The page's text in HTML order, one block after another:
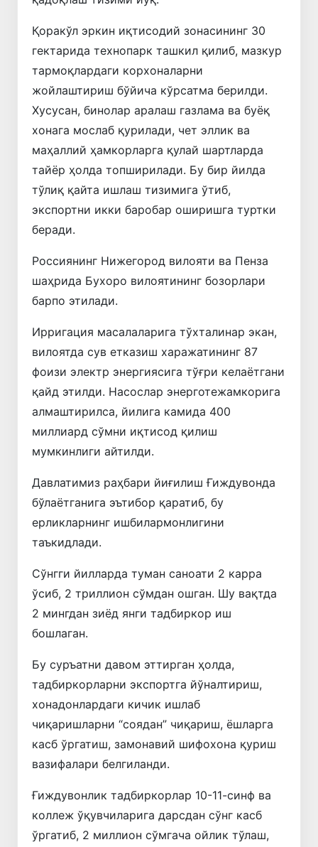
Қоракўл эркин иқтисодий зонасининг 30
гектарида технопарк ташкил қилиб, мазкур
тармоқлардаги корхоналарни
жойлаштириш бўйича кўрсатма берилди.
Хусусан, бинолар аралаш газлама ва буёқ
хонага мослаб қурилади, чет эллик ва
маҳаллий ҳамкорларга қулай шартларда
тайёр ҳолда топширилади. Бу бир йилда
тўлиқ қайта ишлаш тизимига ўтиб,
экспортни икки баробар оширишга туртки
беради.
Россиянинг Нижегород вилояти ва Пенза
шаҳрида Бухоро вилоятининг бозорлари
барпо этилади.
Ирригация масалаларига тўхталинар экан,
вилоятда сув етказиш харажатининг 87
фоизи электр энергиясига тўғри келаётгани
қайд этилди. Насослар энерготежамкорига
алмаштирилса, йилига камида 400
миллиард сўмни иқтисод қилиш
мумкинлиги айтилди.
Давлатимиз раҳбари йиғилиш Ғиждувонда
бўлаётганига эътибор қаратиб, бу
ерликларнинг ишбилармонлигини
таъкидлади.
Сўнгги йилларда туман саноати 2 карра
ўсиб, 2 триллион сўмдан ошган. Шу вақтда
2 мингдан зиёд янги тадбиркор иш
бошлаган.
Бу суръатни давом эттирган ҳолда,
тадбиркорларни экспортга йўналтириш,
хонадонлардаги кичик ишлаб
чиқаришларни “соядан” чиқариш, ёшларга
касб ўргатиш, замонавий шифохона қуриш
вазифалари белгиланди.
Ғиждувонлик тадбиркорлар 10-11-синф ва
коллеж ўқувчиларига дарсдан сўнг касб
ўргатиб, 2 миллион сўмгача ойлик тўлаш,